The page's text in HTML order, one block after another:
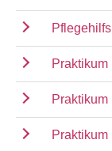
Praktikum